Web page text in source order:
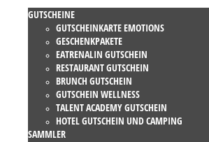
GUTSCHEINE
GUTSCHEINKARTE EMOTIONS
GESCHENKPAKETE
EATRENALIN GUTSCHEIN
RESTAURANT GUTSCHEIN
BRUNCH GUTSCHEIN
GUTSCHEIN WELLNESS
TALENT ACADEMY GUTSCHEIN
HOTEL GUTSCHEIN UND CAMPING
SAMMLER